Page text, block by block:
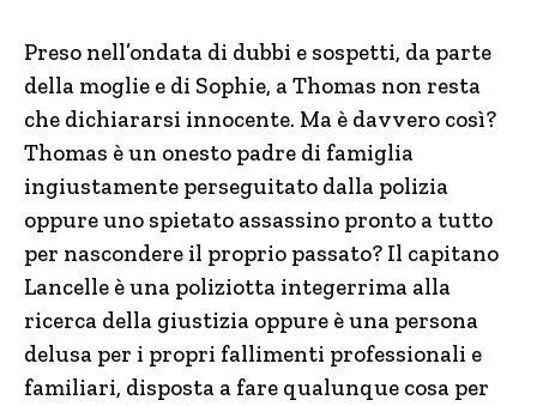
Preso nell’ondata di dubbi e sospetti, da parte
della moglie e di Sophie, a Thomas non resta
che dichiararsi innocente. Ma è davvero così?
Thomas è un onesto padre di famiglia
ingiustamente perseguitato dalla polizia
oppure uno spietato assassino pronto a tutto
per nascondere il proprio passato? Il capitano
Lancelle è una poliziotta integerrima alla
ricerca della giustizia oppure è una persona
delusa per i propri fallimenti professionali e
familiari, disposta a fare qualunque cosa per